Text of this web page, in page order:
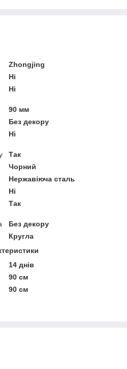
Zhongjing
Ні
Ні
90 мм
Без декору
Ні
Так
Чорний
Нержавіюча сталь
Ні
Так
Без декору
Кругла
14 днів
90 см
90 см